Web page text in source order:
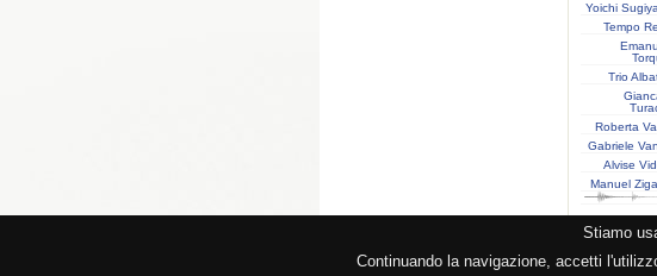
Stiamo
Continuando la navigazione, accetti
Yoichi
Tempo
Trio
Roberta
Gabriele
Alvise
Manuel